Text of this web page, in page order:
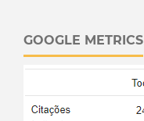
GOOGLE METRICS